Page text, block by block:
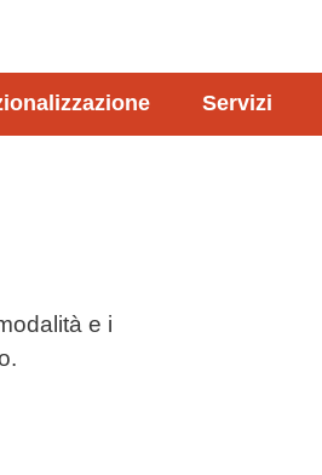
Servizi
e i